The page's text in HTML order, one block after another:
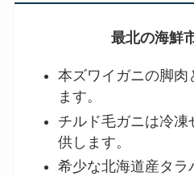
最北の海鮮
本ズワイガニの脚肉
ます。
チルド毛ガニは冷
供します。
希少な北海道産タラ